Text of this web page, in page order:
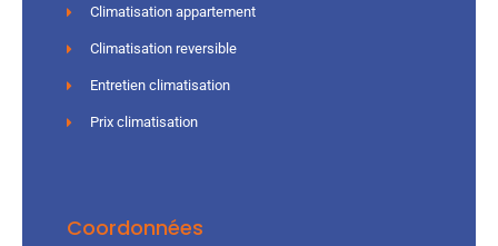
Climatisation appartement
Climatisation reversible
Entretien climatisation
Prix climatisation
Coordonnées